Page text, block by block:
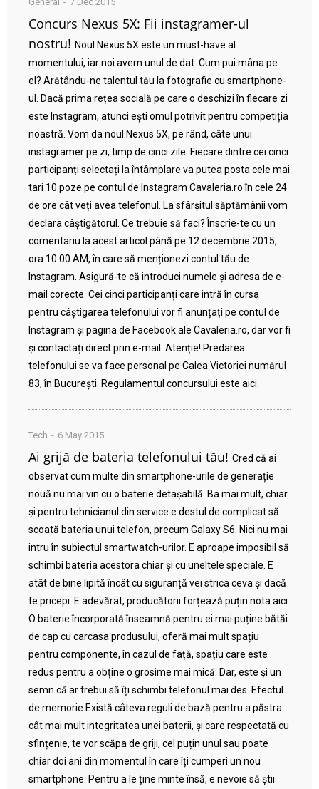
Concurs Nexus 5X: Fii instagramer-ul
nostru! Noul Nexus 5X este un must-have al
momentului, iar noi avem unul de dat. Cum pui mâna pe
el? Arătându-ne talentul tău la fotografie cu smartphone-
ul. Dacă prima rețea socială pe care o deschizi în fiecare zi
este Instagram, atunci ești omul potrivit pentru competiția
noastră. Vom da noul Nexus 5X, pe rând, câte unui
instagramer pe zi, timp de cinci zile. Fiecare dintre cei cinci
participanți selectați la întâmplare va putea posta cele mai
tari 10 poze pe contul de Instagram Cavaleria.ro în cele 24
de ore cât veți avea telefonul. La sfârșitul săptămânii vom
declara câștigătorul. Ce trebuie să faci? Înscrie-te cu un
comentariu la acest articol până pe 12 decembrie 2015,
ora 10:00 AM, în care să menționezi contul tău de
Instagram. Asigură-te că introduci numele și adresa de e-
mail corecte. Cei cinci participanți care intră în cursa
pentru câștigarea telefonului vor fi anunțați pe contul de
Instagram și pagina de Facebook ale Cavaleria.ro, dar vor fi
și contactați direct prin e-mail. Atenție! Predarea
telefonului se va face personal pe Calea Victoriei numărul
83, în București. Regulamentul concursului este aici.
Tech 6 May 2015
Ai grijă de bateria telefonului tău! Cred că ai
observat cum multe din smartphone-urile de generație
nouă nu mai vin cu o baterie detașabilă. Ba mai mult, chiar
și pentru tehnicianul din service e destul de complicat să
scoată bateria unui telefon, precum Galaxy S6. Nici nu mai
intru în subiectul smartwatch-urilor. E aproape imposibil să
schimbi bateria acestora chiar și cu uneltele speciale. E
atât de bine lipită încât cu siguranță vei strica ceva și dacă
te pricepi. E adevărat, producătorii forțează puțin nota aici.
O baterie încorporată înseamnă pentru ei mai puține bătăi
de cap cu carcasa produsului, oferă mai mult spațiu
pentru componente, în cazul de față, spațiu care este
redus pentru a obține o grosime mai mică. Dar, este și un
semn că ar trebui să îți schimbi telefonul mai des. Efectul
de memorie Există câteva reguli de bază pentru a păstra
cât mai mult integritatea unei baterii, și care respectată cu
sfințenie, te vor scăpa de griji, cel puțin unul sau poate
chiar doi ani din momentul în care îți cumperi un nou
smartphone. Pentru a le ține minte însă, e nevoie să știi